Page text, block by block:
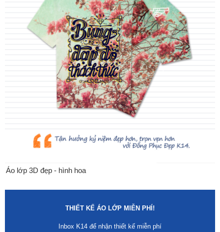
Áo lớp 3D đẹp - hình hoa
THIẾT KẾ ÁO LỚP MIỄN PHÍ!
Inbox K14 để nhận thiết kế miễn phí